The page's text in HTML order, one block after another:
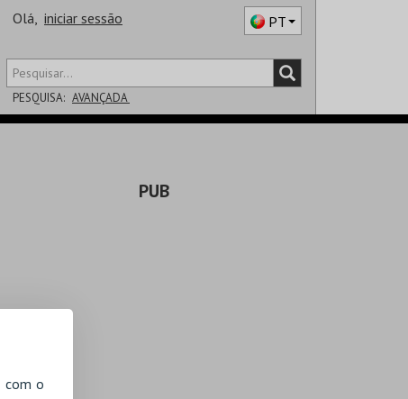
com o
Olá, iniciar sessão PT
PESQUISA: AVANÇADA
PUB